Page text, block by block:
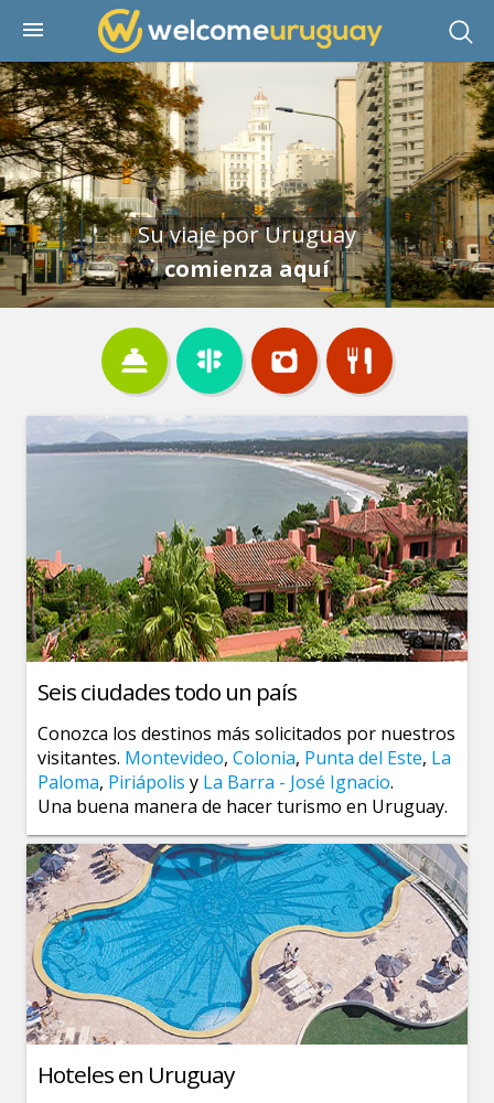
Su viaje por Uruguay
comienza aquí
Seis ciudades todo un país
Conozca los destinos más solicitados por nuestros
visitantes. Montevideo, Colonia, Punta del Este, La
Paloma, Piriápolis y La Barra - José Ignacio.
Una buena manera de hacer turismo en Uruguay.
Hoteles en Uruguay